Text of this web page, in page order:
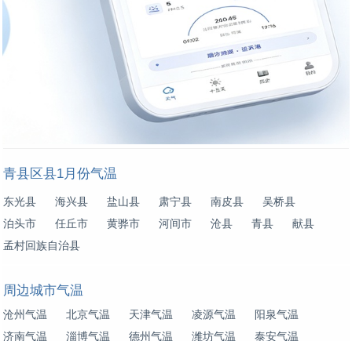
青县区县1月份气温
东光县 海兴县 盐山县 肃宁县 南皮县
吴桥县
泊头市
任丘市 黄骅市 河间市 沧县 青县
献县
孟村回族自治县
周边城市气温
沧州气温 北京气温 天津气温 凌源气温
阳泉气温
济南气温
淄博气温 德州气温 潍坊气温 泰安气温